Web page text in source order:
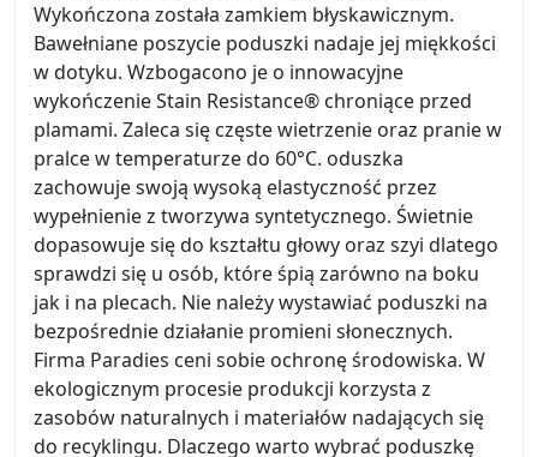
Wykończona została zamkiem błyskawicznym.
Bawełniane poszycie poduszki nadaje jej miękkości
w dotyku. Wzbogacono je o innowacyjne
wykończenie Stain Resistance® chroniące przed
plamami. Zaleca się częste wietrzenie oraz pranie w
pralce w temperaturze do 60°C. oduszka
zachowuje swoją wysoką elastyczność przez
wypełnienie z tworzywa syntetycznego. Świetnie
dopasowuje się do kształtu głowy oraz szyi dlatego
sprawdzi się u osób, które śpią zarówno na boku
jak i na plecach. Nie należy wystawiać poduszki na
bezpośrednie działanie promieni słonecznych.
Firma Paradies ceni sobie ochronę środowiska. W
ekologicznym procesie produkcji korzysta z
zasobów naturalnych i materiałów nadających się
do recyklingu. Dlaczego warto wybrać poduszkę